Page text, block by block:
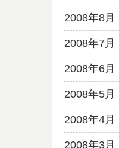
2008年8月
2008年7月
2008年6月
2008年5月
2008年4月
2008年3月